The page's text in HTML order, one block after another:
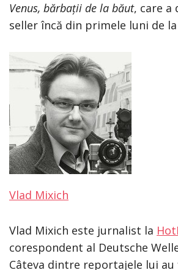
Venus, bărbații de la băut, care a
seller încă din primele luni de
Vlad Mixich
Vlad Mixich este jurnalist la
corespondent al Deutsche
Câteva dintre reportajele lui